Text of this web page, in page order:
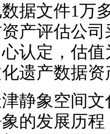
据文件1万
产评估公
认定，估
遗产数据
象空间文
的发展历